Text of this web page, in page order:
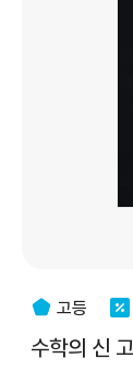
고등
수학의 신